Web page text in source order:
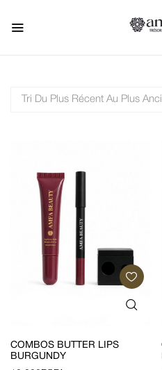
Tri Du Plus Récent Au Plus
COMBOS BUTTER LIPS
BURGUNDY